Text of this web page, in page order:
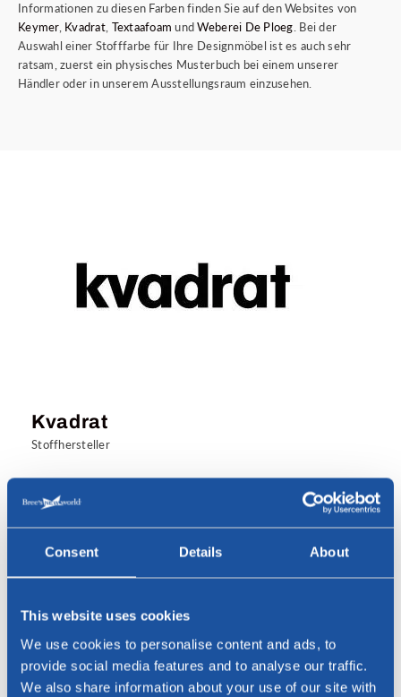
Consent Details About
This website uses cookies
We use cookies to personalise content and ads, to
provide social media features and to analyse our traffic.
We also share information about your use of our site with
Informationen zu diesen Farben finden Sie auf den Websites von
Keymer, Kvadrat, Textaafoam undWeberei De Ploeg. Bei der
Auswahl einer Stofffarbe für Ihre Designmöbel ist es auch sehr
ratsam, zuerst ein physisches Musterbuch bei einem unserer
Händler oder in unserem Ausstellungsraum einzusehen.
Kvadrat
Stoffhersteller